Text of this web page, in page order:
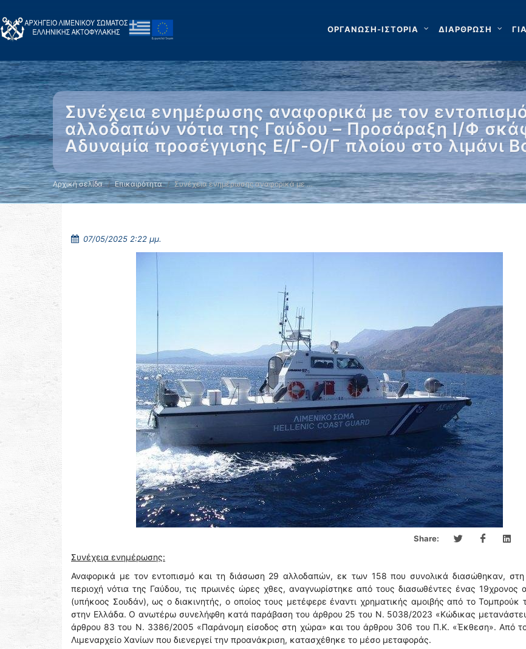
ΟΡΓΑΝΩΣΗ-ΙΣΤΟΡΙΑ ΔΙΑΡΘΡΩΣΗ
Συνέχεια ενημέρωσης αναφορικά με τον
αλλοδαπών νότια της Γαύδου – Προσάραξη Ι/Φ
Αδυναμία προσέγγισης Ε/Γ-Ο/Γ πλοίου στο λιμάνι
Αρχική σελίδα Επικαιρότητα Συνέχεια ενημέρωσης αναφορικά με …
07/05/2025 2:22 μμ.
Share:
Συνέχεια ενημέρωσης:
Αναφορικά με τον εντοπισμό και τη διάσωση 29 αλλοδαπών, εκ των 158 που συνολικά διασώθηκαν, στη
περιοχή νότια της Γαύδου, τις πρωινές ώρες χθες, αναγνωρίστηκε από τους διασωθέντες ένας 19χρονος
(υπήκοος Σουδάν), ως ο διακινητής, ο οποίος τους μετέφερε έναντι χρηματικής αμοιβής από το Τομπρούκ
στην Ελλάδα. Ο ανωτέρω συνελήφθη κατά παράβαση του άρθρου 25 του Ν. 5038/2023 «Κώδικας
άρθρου 83 του Ν. 3386/2005 «Παράνομη είσοδος στη χώρα» και του άρθρου 306 του Π.Κ. «Έκθεση». Από
Λιμεναρχείο Χανίων που διενεργεί την προανάκριση, κατασχέθηκε το μέσο μεταφοράς.